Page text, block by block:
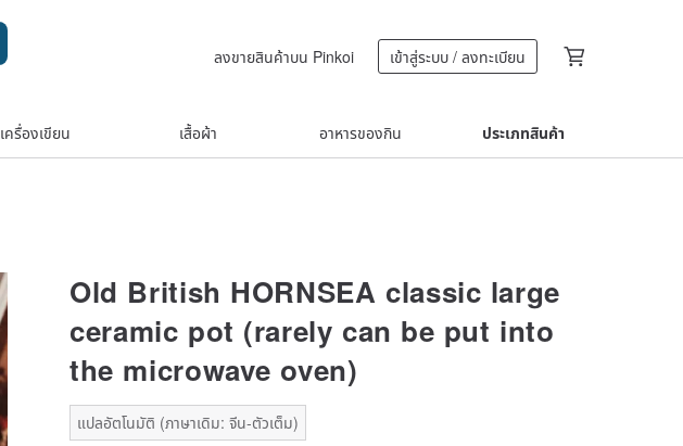
ลงขายสินค้าบน Pinkoi เข้าสู่ระบบ / ลงทะเบียน
เครื่องเขียน เสื้อผ้า อาหารของกิน ประเภทสินค้า
Old British HORNSEA classic large
ceramic pot (rarely can be put into
the microwave oven)
แปลอัตโนมัติ (ภาษาเดิม: จีน-ตัวเต็ม)